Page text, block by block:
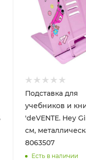
Подставка для
учебников и
'deVENTE. Hey
см,
8063507
Есть в наличии